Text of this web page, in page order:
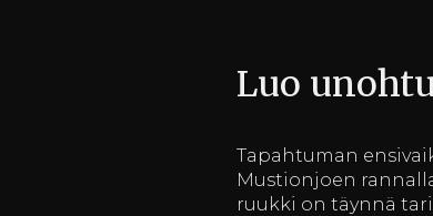
Luo
Tapahtuman
Mustionjoen
ruukki on täynnä